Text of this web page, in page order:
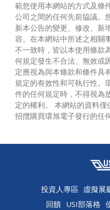
範您使用本網站的方式及條
公司之間的任何先前協議。
新本公告的變更、修改、新
容。在本網站中所述之相關
不一致時，皆以本使用條款
何規定發生不合法、無效或
定應視為與本條款和條件具
規定的有效性和可執行性。
件的任何規定時，不得視為
定的權利。 本網站的資料
招攬購買環旭電子發行的任
投資人專區 虛擬展
回饋 USI部落格